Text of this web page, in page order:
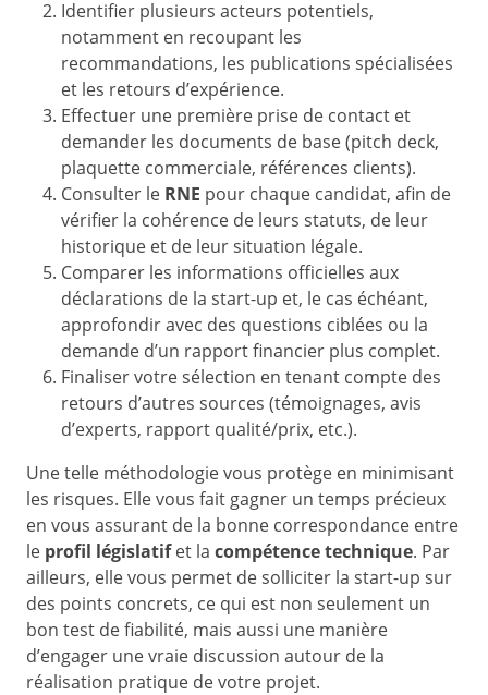
Identifier plusieurs acteurs potentiels,
notamment en recoupant les
recommandations, les publications spécialisées
et les retours d’expérience.
Effectuer une première prise de contact et
demander les documents de base (pitch deck,
plaquette commerciale, références clients).
Consulter le RNE pour chaque candidat, afin de
vérifier la cohérence de leurs statuts, de leur
historique et de leur situation légale.
Comparer les informations officielles aux
déclarations de la start-up et, le cas échéant,
approfondir avec des questions ciblées ou la
demande d’un rapport financier plus complet.
Finaliser votre sélection en tenant compte des
retours d’autres sources (témoignages, avis
d’experts, rapport qualité/prix, etc.).
Une telle méthodologie vous protège en minimisant
les risques. Elle vous fait gagner un temps précieux
en vous assurant de la bonne correspondance entre
le profil législatifet la compétence technique. Par
ailleurs, elle vous permet de solliciter la start-up sur
des points concrets, ce qui est non seulement un
bon test de fiabilité, mais aussi une manière
d’engager une vraie discussion autour de la
réalisation pratique de votre projet.